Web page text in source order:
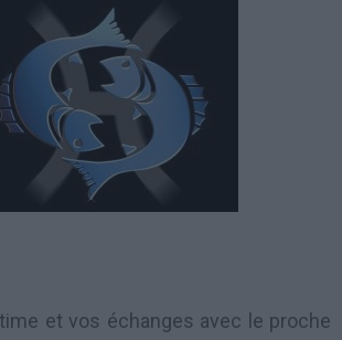
et vos échanges avec le proche